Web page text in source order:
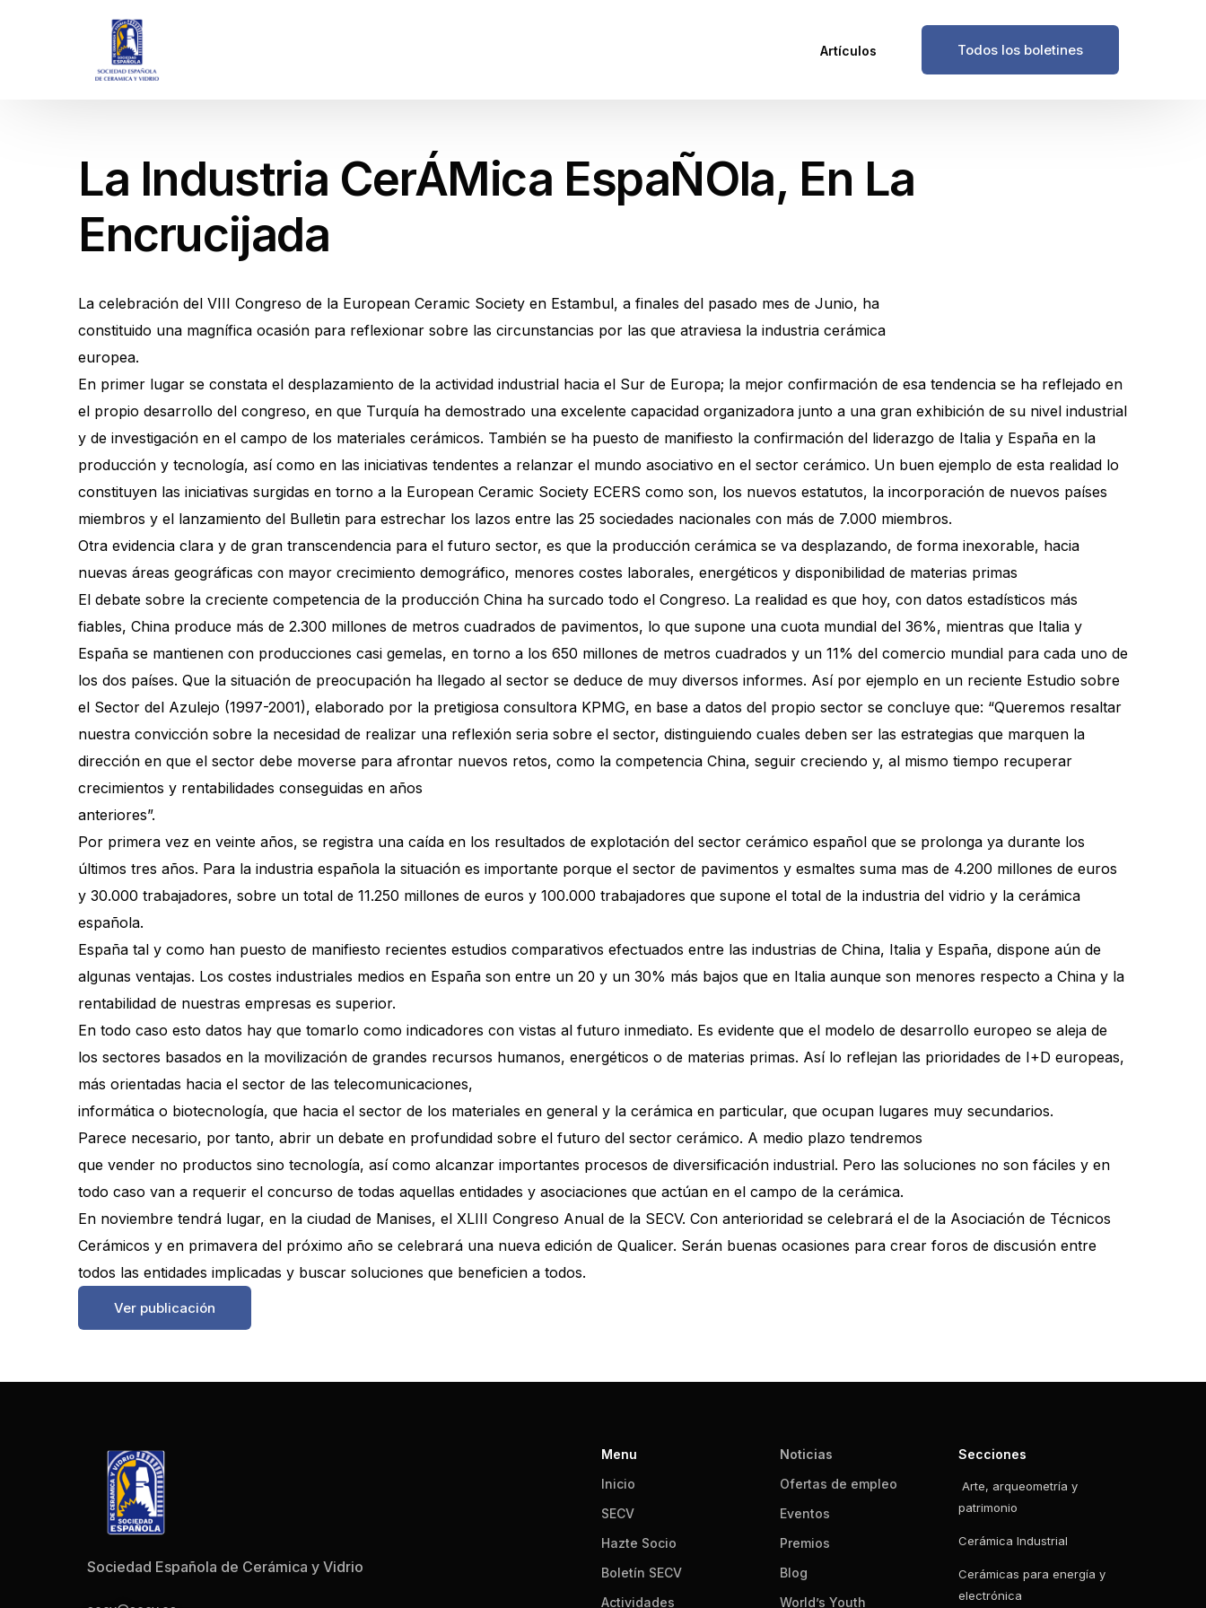
Artículos Todos los boletines
La Industria CerÁMica EspaÑOla, En La
Encrucijada
La celebración del VIII Congreso de la European Ceramic Society en Estambul, a finales del pasado mes de Junio, ha
constituido una magnífica ocasión para reflexionar sobre las circunstancias por las que atraviesa la industria cerámica
europea.
En primer lugar se constata el desplazamiento de la actividad industrial hacia el Sur de Europa; la mejor confirmación de esa tendencia se ha reflejado en
el propio desarrollo del congreso, en que Turquía ha demostrado una excelente capacidad organizadora junto a una gran exhibición de su nivel industrial
y de investigación en el campo de los materiales cerámicos. También se ha puesto de manifiesto la confirmación del liderazgo de Italia y España en la
producción y tecnología, así como en las iniciativas tendentes a relanzar el mundo asociativo en el sector cerámico. Un buen ejemplo de esta realidad lo
constituyen las iniciativas surgidas en torno a la European Ceramic Society ECERS como son, los nuevos estatutos, la incorporación de nuevos países
miembros y el lanzamiento del Bulletin para estrechar los lazos entre las 25 sociedades nacionales con más de 7.000 miembros.
Otra evidencia clara y de gran transcendencia para el futuro sector, es que la producción cerámica se va desplazando, de forma inexorable, hacia
nuevas áreas geográficas con mayor crecimiento demográfico, menores costes laborales, energéticos y disponibilidad de materias primas
El debate sobre la creciente competencia de la producción China ha surcado todo el Congreso. La realidad es que hoy, con datos estadísticos más
fiables, China produce más de 2.300 millones de metros cuadrados de pavimentos, lo que supone una cuota mundial del 36%, mientras que Italia y
España se mantienen con producciones casi gemelas, en torno a los 650 millones de metros cuadrados y un 11% del comercio mundial para cada uno de
los dos países. Que la situación de preocupación ha llegado al sector se deduce de muy diversos informes. Así por ejemplo en un reciente Estudio sobre
el Sector del Azulejo (1997-2001), elaborado por la pretigiosa consultora KPMG, en base a datos del propio sector se concluye que: “Queremos resaltar
nuestra convicción sobre la necesidad de realizar una reflexión seria sobre el sector, distinguiendo cuales deben ser las estrategias que marquen la
dirección en que el sector debe moverse para afrontar nuevos retos, como la competencia China, seguir creciendo y, al mismo tiempo recuperar
crecimientos y rentabilidades conseguidas en años
anteriores”.
Por primera vez en veinte años, se registra una caída en los resultados de explotación del sector cerámico español que se prolonga ya durante los
últimos tres años. Para la industria española la situación es importante porque el sector de pavimentos y esmaltes suma mas de 4.200 millones de euros
y 30.000 trabajadores, sobre un total de 11.250 millones de euros y 100.000 trabajadores que supone el total de la industria del vidrio y la cerámica
española.
España tal y como han puesto de manifiesto recientes estudios comparativos efectuados entre las industrias de China, Italia y España, dispone aún de
algunas ventajas. Los costes industriales medios en España son entre un 20 y un 30% más bajos que en Italia aunque son menores respecto a China y la
rentabilidad de nuestras empresas es superior.
En todo caso esto datos hay que tomarlo como indicadores con vistas al futuro inmediato. Es evidente que el modelo de desarrollo europeo se aleja de
los sectores basados en la movilización de grandes recursos humanos, energéticos o de materias primas. Así lo reflejan las prioridades de I+D europeas,
más orientadas hacia el sector de las telecomunicaciones,
informática o biotecnología, que hacia el sector de los materiales en general y la cerámica en particular, que ocupan lugares muy secundarios.
Parece necesario, por tanto, abrir un debate en profundidad sobre el futuro del sector cerámico. A medio plazo tendremos
que vender no productos sino tecnología, así como alcanzar importantes procesos de diversificación industrial. Pero las soluciones no son fáciles y en
todo caso van a requerir el concurso de todas aquellas entidades y asociaciones que actúan en el campo de la cerámica.
En noviembre tendrá lugar, en la ciudad de Manises, el XLIII Congreso Anual de la SECV. Con anterioridad se celebrará el de la Asociación de Técnicos
Cerámicos y en primavera del próximo año se celebrará una nueva edición de Qualicer. Serán buenas ocasiones para crear foros de discusión entre
todos las entidades implicadas y buscar soluciones que beneficien a todos.
Ver publicación
Sociedad Española de Cerámica y Vidrio
Menu
Inicio
SECV
Hazte Socio
Boletín SECV
Actividades
Noticias
Ofertas de empleo
Eventos
Premios
Blog
World’s Youth
Secciones
Arte, arqueometría y
patrimonio
Cerámica Industrial
Cerámicas para energía y
electrónica